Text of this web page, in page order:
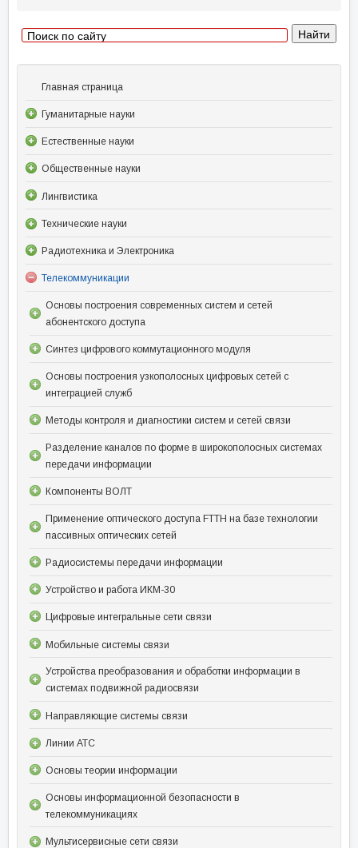
Главная страница
Гуманитарные науки
Естественные науки
Общественные науки
Лингвистика
Технические науки
Радиотехника и Электроника
Телекоммуникации
Основы построения современных систем и сетей
абонентского доступа
Синтез цифрового коммутационного модуля
Основы построения узкополосных цифровых сетей с
интеграцией служб
Методы контроля и диагностики систем и сетей связи
Разделение каналов по форме в широкополосных системах
передачи информации
Компоненты ВОЛТ
Применение оптического доступа FTTH на базе технологии
пассивных оптических сетей
Радиосистемы передачи информации
Устройство и работа ИКМ-30
Цифровые интегральные сети связи
Мобильные системы связи
Устройства преобразования и обработки информации в
системах подвижной радиосвязи
Направляющие системы связи
Линии АТС
Основы теории информации
Основы информационной безопасности в
телекоммуникациях
Мультисервисные сети связи